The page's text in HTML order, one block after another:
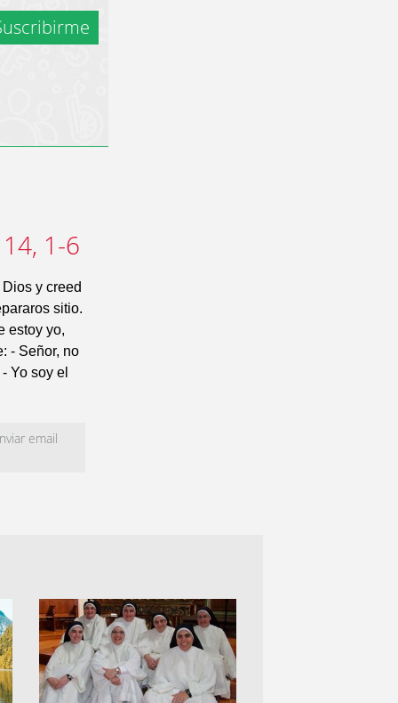
1-6
y creed
sitio.
estoy yo,
- Señor, no
Yo soy el
email